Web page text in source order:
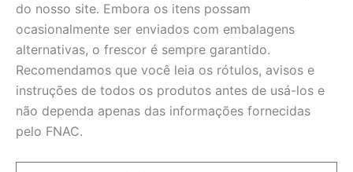
do nosso site. Embora os itens possam
ocasionalmente ser enviados com embalagens
alternativas, o frescor é sempre garantido.
Recomendamos que você leia os rótulos, avisos e
instruções de todos os produtos antes de usá-los e
não dependa apenas das informações fornecidas
pelo FNAC.